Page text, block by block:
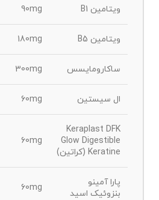
ویتامین B1 90mg
ویتامین B5 180mg
ساکارومایسس 300mg
ال سیستین 60mg
Keraplast DFK
Glow Digestible
Keratine (کراتین)
60mg
پارا آمینو
بنزوئیک اسید
60mg